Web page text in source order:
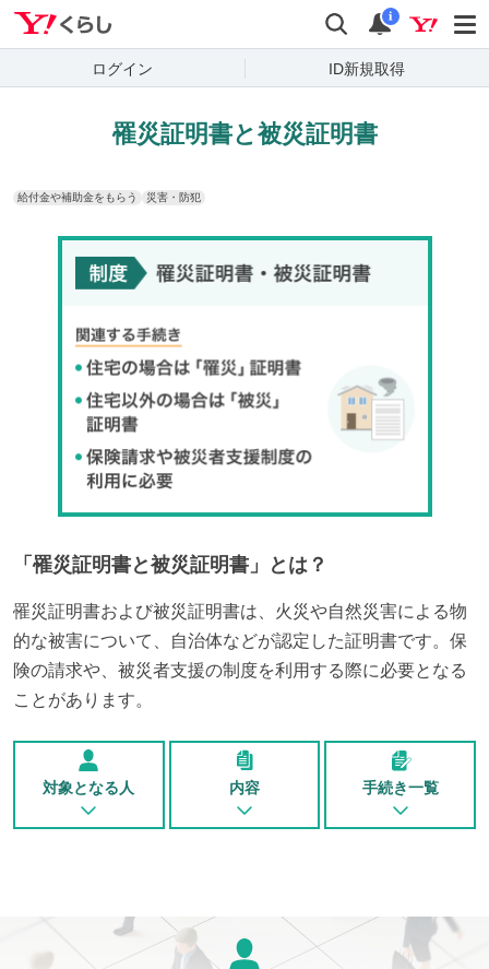
検索 通知
i
ログイン ID新規取得
罹災証明書と被災証明書
給付金や補助金をもらう 災害・防犯
「 罹災証明書と被災証明書 」とは？
罹災証明書および被災証明書は、火災や自然災害による物
的な被害について、自治体などが認定した証明書です。保
険の請求や、被災者支援の制度を利用する際に必要となる
ことがあります。
対象となる人 内容 手続き一覧